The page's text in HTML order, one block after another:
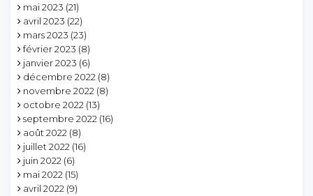
mai 2023 (21)
avril 2023 (22)
mars 2023 (23)
février 2023 (8)
janvier 2023 (6)
décembre 2022 (8)
novembre 2022 (8)
octobre 2022 (13)
septembre 2022 (16)
août 2022 (8)
juillet 2022 (16)
juin 2022 (6)
mai 2022 (15)
avril 2022 (9)